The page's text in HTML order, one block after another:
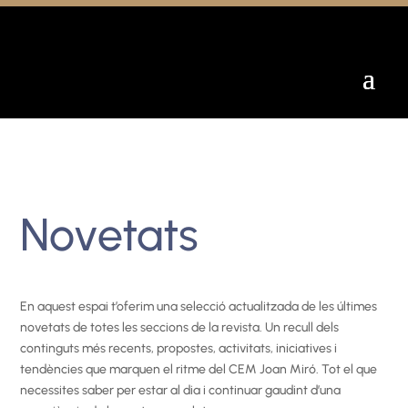
Novetats
En aquest espai t’oferim una selecció actualitzada de les últimes
novetats de totes les seccions de la revista. Un recull dels
continguts més recents, propostes, activitats, iniciatives i
tendències que marquen el ritme del CEM Joan Miró. Tot el que
necessites saber per estar al dia i continuar gaudint d’una